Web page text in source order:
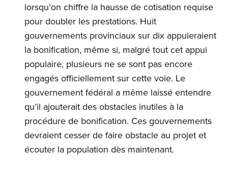
lorsqu’on chiffre la hausse de cotisation requise
pour doubler les prestations. Huit
gouvernements provinciaux sur dix appuieraient
la bonification, même si, malgré tout cet appui
populaire, plusieurs ne se sont pas encore
engagés officiellement sur cette voie. Le
gouvernement fédéral a même laissé entendre
qu’il ajouterait des obstacles inutiles à la
procédure de bonification. Ces gouvernements
devraient cesser de faire obstacle au projet et
écouter la population dès maintenant.